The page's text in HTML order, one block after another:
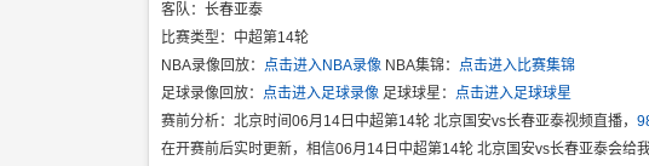
客队：长春亚泰
比赛类型：中超第14轮
NBA录像回放： 点击进入NBA录像 NBA集锦： 点击进入比赛集锦
足球录像回放： 点击进入足球录像 足球球星： 点击进入足球球星
赛前分析：北京时间06月14日中超第14轮 北京国安vs长春亚泰视频直播，
在开赛前后实时更新，相信06月14日中超第14轮 北京国安vs长春亚泰会